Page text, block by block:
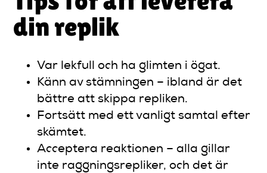
din replik
Var lekfull och ha glimten i ögat.
Känn av stämningen – ibland är det
bättre att skippa repliken.
Fortsätt med ett vanligt samtal efter
skämtet.
Acceptera reaktionen – alla gillar
inte raggningsrepliker, och det är